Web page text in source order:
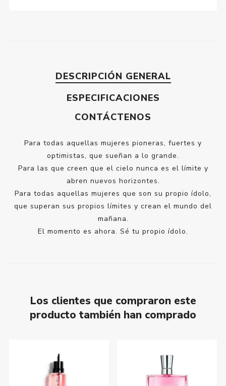
DESCRIPCIÓN GENERAL
ESPECIFICACIONES
CONTÁCTENOS
Para todas aquellas mujeres pioneras, fuertes y
optimistas, que sueñan a lo grande.
Para las que creen que el cielo nunca es el límite y
abren nuevos horizontes.
Para todas aquellas mujeres que son su propio ídolo,
que superan sus propios límites y crean el mundo del
mañana.
El momento es ahora. Sé tu propio ídolo.
Los clientes que compraron este
producto también han comprado